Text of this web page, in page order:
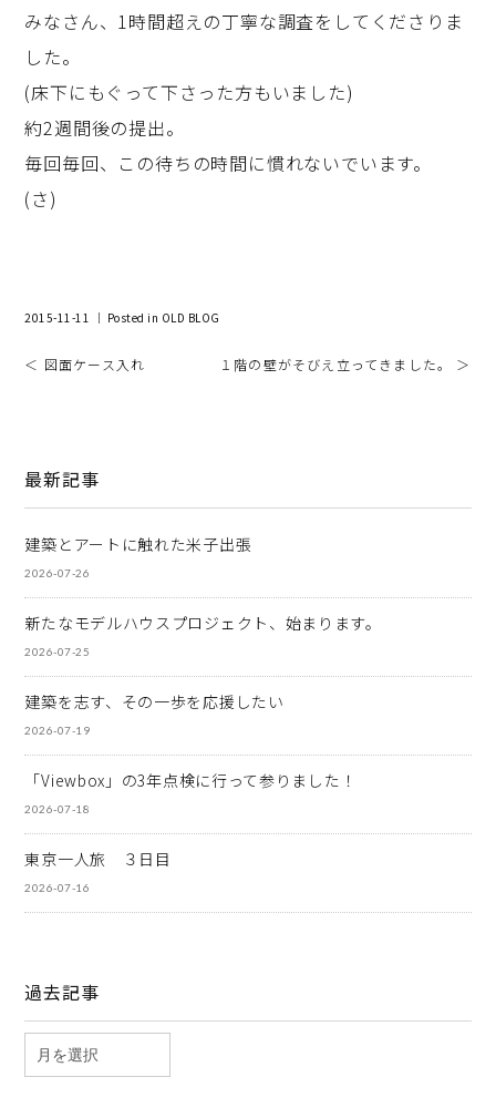
みなさん、1時間超えの丁寧な調査をしてくださりま
した。
(床下にもぐって下さった方もいました)
約2週間後の提出。
毎回毎回、この待ちの時間に慣れないでいます。
(さ)
2015-11-11 ｜ Posted in OLD BLOG
＜ 図面ケース入れ １階の壁がそびえ立ってきました。 ＞
最新記事
建築とアートに触れた米子出張
2026-07-26
新たなモデルハウスプロジェクト、始まります。
2026-07-25
建築を志す、その一歩を応援したい
2026-07-19
「Viewbox」の3年点検に行って参りました！
2026-07-18
東京一人旅 ３日目
2026-07-16
過去記事